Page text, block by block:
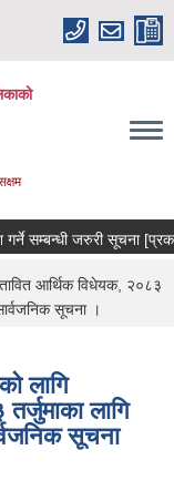
सम्बन्धी जरुरी सूचना
आर्थिक विधेयक, २०८३
सूचना ।
लागि
लागि
सूचना